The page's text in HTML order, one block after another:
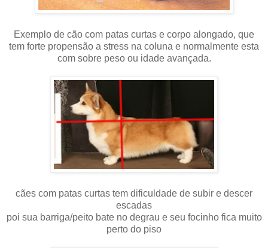
Exemplo de cão com patas curtas e corpo alongado, que
tem forte propensão a stress na coluna e normalmente esta
com sobre peso ou idade avançada.
cães com patas curtas tem dificuldade de subir e descer
escadas
poi sua barriga/peito bate no degrau e seu focinho fica muito
perto do piso